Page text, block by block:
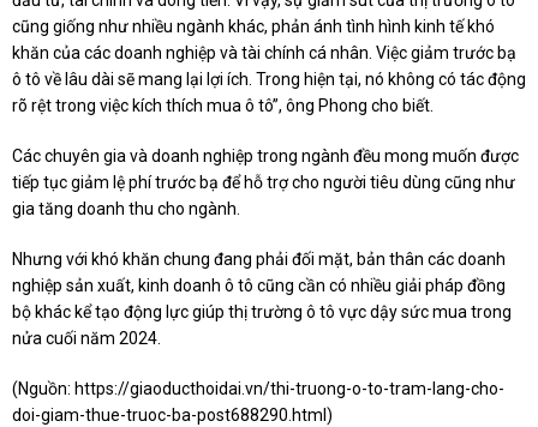
cũng giống như nhiều ngành khác, phản ánh tình hình kinh tế khó
khăn của các doanh nghiệp và tài chính cá nhân. Việc giảm trước bạ
ô tô về lâu dài sẽ mang lại lợi ích. Trong hiện tại, nó không có tác động
rõ rệt trong việc kích thích mua ô tô”, ông Phong cho biết.
Các chuyên gia và doanh nghiệp trong ngành đều mong muốn được
tiếp tục giảm lệ phí trước bạ để hỗ trợ cho người tiêu dùng cũng như
gia tăng doanh thu cho ngành.
Nhưng với khó khăn chung đang phải đối mặt, bản thân các doanh
nghiệp sản xuất, kinh doanh ô tô cũng cần có nhiều giải pháp đồng
bộ khác kể tạo động lực giúp thị trường ô tô vực dậy sức mua trong
nửa cuối năm 2024.
(Nguồn: https://giaoducthoidai.vn/thi-truong-o-to-tram-lang-cho-
doi-giam-thue-truoc-ba-post688290.html )